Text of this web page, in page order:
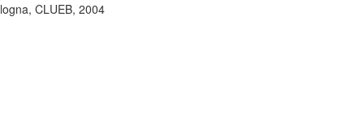
CLUEB, 2004